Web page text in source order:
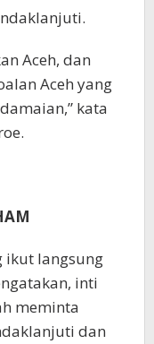
Aceh, dan
Aceh yang
kata
ikut langsung
inti
meminta
dan